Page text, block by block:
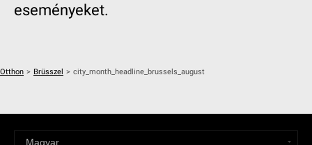
eseményeket.
Otthon > Brüsszel > city_month_headline_brussels_august